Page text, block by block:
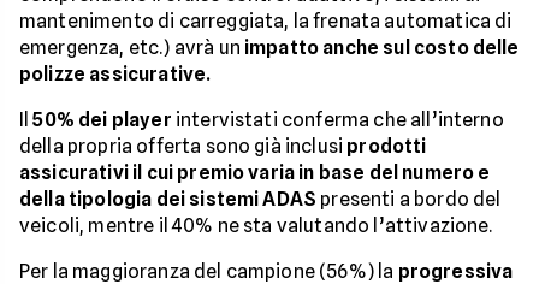
mantenimento di carreggiata, la frenata automatica di
emergenza, etc.) avrà un impatto anche sul costo delle
polizze assicurative.
Il50% dei player intervistati conferma che all’interno
della propria offerta sono già inclusi prodotti
assicurativi il cui premio varia in base del numero e
della tipologia dei sistemi ADAS presenti a bordo del
veicoli, mentre il 40% ne sta valutando l’attivazione.
Per la maggioranza del campione (56%) la progressiva